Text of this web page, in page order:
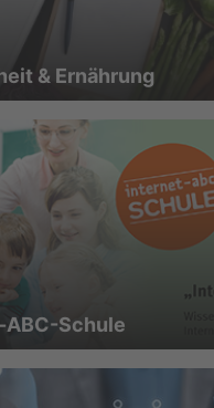
& Ernährung
Schule